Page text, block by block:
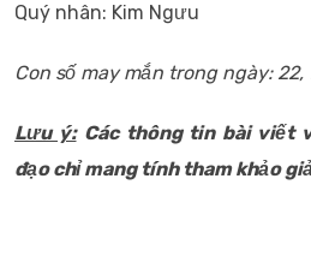
Quý nhân: Kim Ngưu
Con số may mắn trong ngày: 22,
Lưu ý: Các thông tin bài viết
đạo chỉ mang tính tham khảo